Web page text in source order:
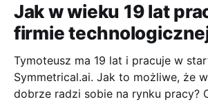
Jak w wieku 19 lat
firmie
Tymoteusz ma 19 lat i pracuje w
Symmetrical.ai. Jak to możliwe, że w tym wieku tak
dobrze radzi sobie na rynku pracy? Odpowiedź